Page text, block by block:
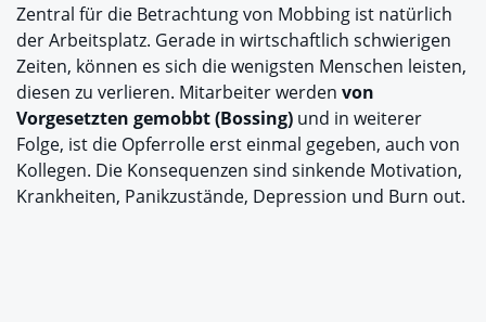
Zentral für die Betrachtung von Mobbing ist natürlich
der Arbeitsplatz. Gerade in wirtschaftlich schwierigen
Zeiten, können es sich die wenigsten Menschen leisten,
diesen zu verlieren. Mitarbeiter werden von
Vorgesetzten gemobbt (Bossing) und in weiterer
Folge, ist die Opferrolle erst einmal gegeben, auch von
Kollegen. Die Konsequenzen sind sinkende Motivation,
Krankheiten, Panikzustände, Depression und Burn out.